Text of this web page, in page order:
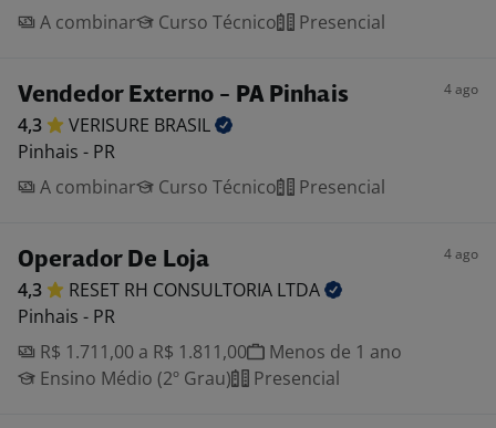
A combinar
Curso Técnico Presencial
Vendedor Externo - PA Pinhais 4 ago
4,3 VERISURE BRASIL
Pinhais - PR
A combinar
Curso Técnico Presencial
Operador De Loja 4 ago
4,3 RESET RH CONSULTORIA LTDA
Pinhais - PR
R$ 1.711,00 a R$ 1.811,00
Menos de 1 ano
Ensino Médio (2º Grau)
Presencial